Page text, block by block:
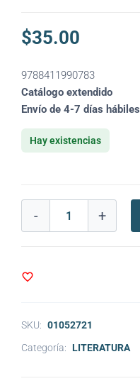
$35.00
9788411990783
Catálogo extendido
Envío de 4-7 días hábiles
Hay existencias
- +
SKU: 01052721
Categoría: LITERATURA